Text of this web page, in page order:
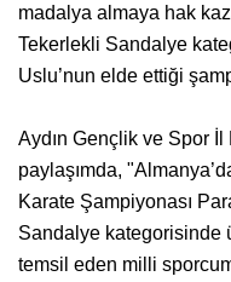
madalya almaya hak
Tekerlekli Sandalye
Uslu’nun elde ettiği
Aydın Gençlik ve Spor
paylaşımda,
Karate Şampiyonası
Sandalye kategorisinde
temsil eden milli